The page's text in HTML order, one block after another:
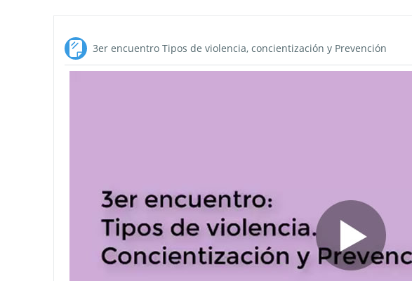
3er encuentro Tipos de violencia, concientización y PrevenciónPágina